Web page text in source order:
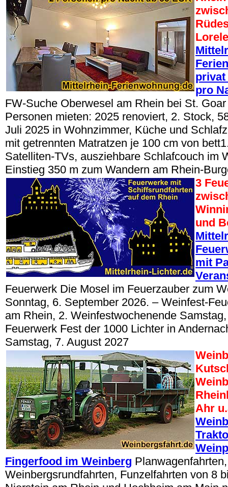
privat
pro
FW-Suche Oberwesel am Rhein bei St.
Personen mieten: 2025 renoviert, 2. Stock,
Juli 2025 in Wohnzimmer, Küche und
mit getrennten Matratzen je 100 cm von
Satelliten-TVs, ausziehbare Schlafcouch im
Einstieg 350 m zum Wandern am Rhein-
3
und
mit
Feuerwerk Die Mosel im Feuerzauber zum
Sonntag, 6. September 2026. – Weinfest-
am Rhein, 2. Weinfestwochenende
Feuerwerk Fest der 1000 Lichter in
Samstag, 7. August 2027
Ahr
Fingerfood im Weinberg Planwagenfahrten,
Weinbergsrundfahrten, Funzelfahrten von 8